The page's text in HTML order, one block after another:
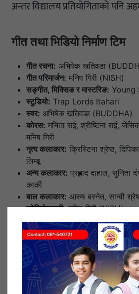
अन्तर विद्यालय प्रतियोगिताको पनि
गीत तथा भिडियो निर्माण टिम
गीत रचना: अभिषेक खतिवडा
गीत परिमार्जन: मनिष गिरी (NISH)
सङ्गीत, मिक्सिङ र मास्टरिङ: Young
स्टुडियो: Trap Lords Itahari
स्वर: अभिषेक खतिवडा (BUDDHA)
कोरस: मनिता राई, श्रीष्टिना राई,
मनिष गिरी
नृत्य कलाकार: क्रिस्टिना श्रेष्ठ,
लिम्बू
अन्य कलाकार: प्रह्लाद दाहाल, सुनिता
कार्की
बाल कलाकार: आरुष बस्नेत, सान्वी
कोरियोग्राफी:मनिष गिरी (NISH)
क्यामेरा/सम्पादन:भीम तामाङ
ड्रोन अपरेटर:दिनेश श्रेष्ठ
सिर्जनात्मक सल्लाहकार: मनिष गिरी,
स्क्रिप्ट तथा अवधारणा:सन्तोष श्रेष्ठ
विद्यालयको भूमिका र प्रतिबद्धता